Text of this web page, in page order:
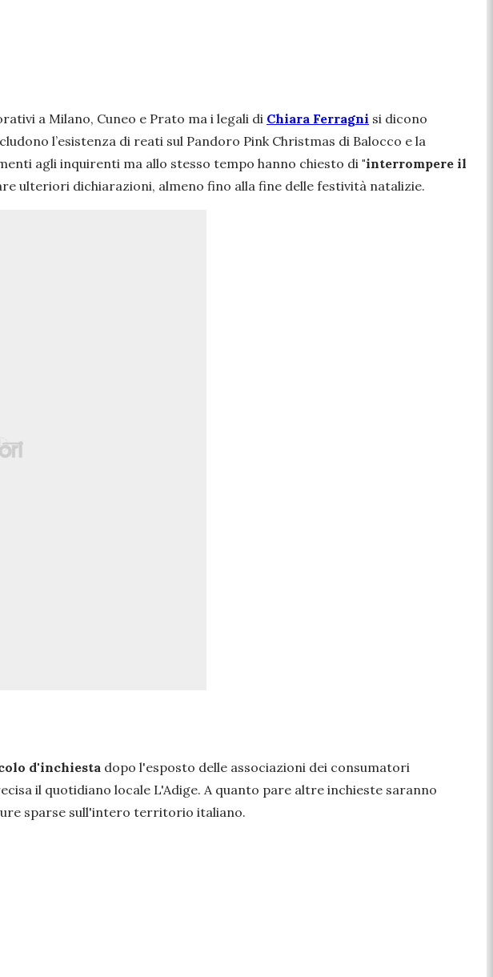
a Milano, Cuneo e Prato ma i legali di Chiara Ferragni si dicono
l’esistenza di reati sul Pandoro Pink Christmas di Balocco e la
agli inquirenti ma allo stesso tempo hanno chiesto di "interrompere il
ulteriori dichiarazioni, almeno fino alla fine delle festività natalizie.
d'inchiesta dopo l'esposto delle associazioni dei consumatori
il quotidiano locale L'Adige. A quanto pare altre inchieste saranno
sparse sull'intero territorio italiano.